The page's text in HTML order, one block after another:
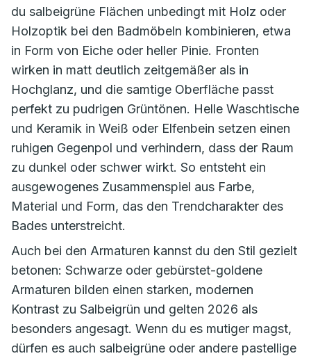
du salbeigrüne Flächen unbedingt mit Holz oder
Holzoptik bei den Badmöbeln kombinieren, etwa
in Form von Eiche oder heller Pinie. Fronten
wirken in matt deutlich zeitgemäßer als in
Hochglanz, und die samtige Oberfläche passt
perfekt zu pudrigen Grüntönen. Helle Waschtische
und Keramik in Weiß oder Elfenbein setzen einen
ruhigen Gegenpol und verhindern, dass der Raum
zu dunkel oder schwer wirkt. So entsteht ein
ausgewogenes Zusammenspiel aus Farbe,
Material und Form, das den Trendcharakter des
Bades unterstreicht.
Auch bei den Armaturen kannst du den Stil gezielt
betonen: Schwarze oder gebürstet-goldene
Armaturen bilden einen starken, modernen
Kontrast zu Salbeigrün und gelten 2026 als
besonders angesagt. Wenn du es mutiger magst,
dürfen es auch salbeigrüne oder andere pastellige